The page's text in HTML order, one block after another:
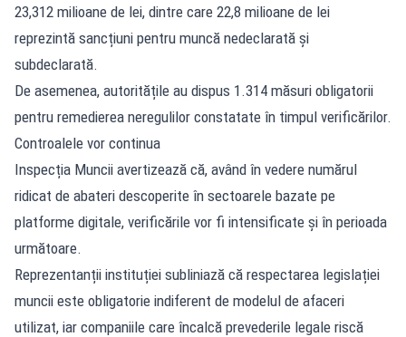
23,312 milioane de lei, dintre care 22,8 milioane de lei
reprezintă sancțiuni pentru muncă nedeclarată și
subdeclarată.
De asemenea, autoritățile au dispus 1.314 măsuri obligatorii
pentru remedierea neregulilor constatate în timpul verificărilor.
Controalele vor continua
Inspecția Muncii avertizează că, având în vedere numărul
ridicat de abateri descoperite în sectoarele bazate pe
platforme digitale, verificările vor fi intensificate și în perioada
următoare.
Reprezentanții instituției subliniază că respectarea legislației
muncii este obligatorie indiferent de modelul de afaceri
utilizat, iar companiile care încalcă prevederile legale riscă